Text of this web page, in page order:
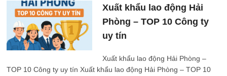
TOP
10
Công
ty
uy
tín
Xuất khẩu lao động Hải
Phòng – TOP 10 Công ty
uy tín
Xuất khẩu lao động Hải Phòng –
TOP 10 Công ty uy tín Xuất khẩu lao động Hải Phòng – TOP 10